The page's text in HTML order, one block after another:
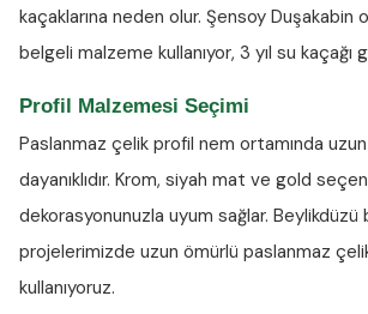
kaçaklarına neden olur. Şensoy Duşakabin
belgeli malzeme kullanıyor, 3 yıl su kaçağı
Profil Malzemesi Seçimi
Paslanmaz çelik profil nem ortamında
dayanıklıdır. Krom, siyah mat ve gold
dekorasyonunuzla uyum sağlar. Beylikdüzü
projelerimizde uzun ömürlü paslanmaz
kullanıyoruz.